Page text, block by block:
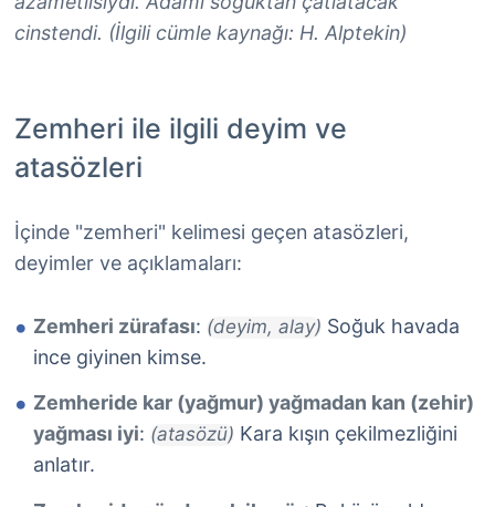
cinstendi. (İlgili cümle kaynağı: H. Alptekin)
Zemheri ile ilgili deyim ve
atasözleri
İçinde "zemheri" kelimesi geçen atasözleri,
deyimler ve açıklamaları:
Zemheri zürafası: (deyim, alay) Soğuk havada
ince giyinen kimse.
Zemheride kar (yağmur) yağmadan kan (zehir)
yağması iyi: (atasözü) Kara kışın çekilmezliğini
anlatır.